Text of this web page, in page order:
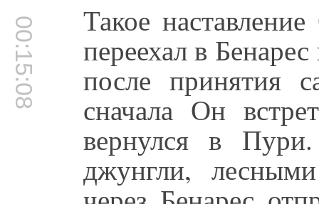
00:15:08 Такое
переехал в
после принятия
сначала Он
вернулся в
джунгли,